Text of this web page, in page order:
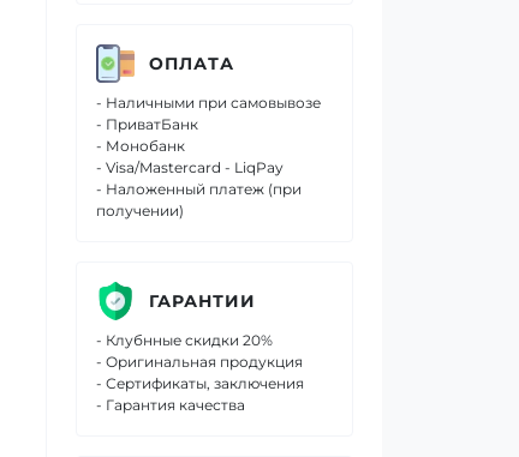
ОПЛАТА
- Наличными при самовывозе
- ПриватБанк
- Монобанк
- Visa/Mastercard - LiqPay
- Наложенный платеж (при
получении)
ГАРАНТИИ
- Клубнные скидки 20%
- Оригинальная продукция
- Сертификаты, заключения
- Гарантия качества